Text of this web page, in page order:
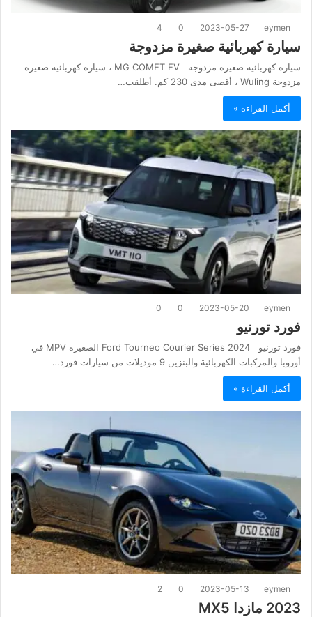
eymen
2023-05-27
0
4
سيارة كهربائية صغيرة مزدوجة
سيارة كهربائية صغيرة مزدوجة MG COMET EV ، سيارة كهربائية صغيرة
مزدوجة Wuling ، أقصى مدى 230 كم. أطلقت…
أكمل القراءة »
eymen
2023-05-20
0
0
فورد تورنيو
فورد تورنيو 2024 Ford Tourneo Courier Series الصغيرة MPV في
أوروبا والمركبات الكهربائية والبنزين 9 موديلات من سيارات فورد…
أكمل القراءة »
eymen
2023-05-13
0
2
2023 مازدا MX5